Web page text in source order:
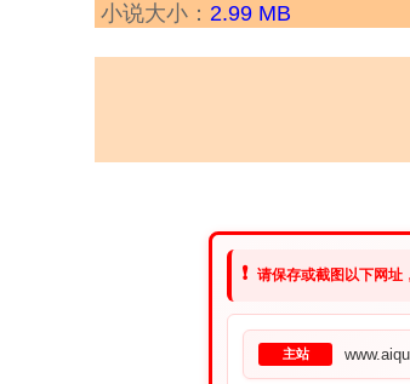
小说大小： 2.99 MB
❗ 请保存或截图以下网址
主站